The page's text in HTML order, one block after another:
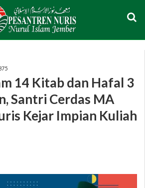
14 Kitab dan Hafal 3
Santri Cerdas MA
Kejar Impian Kuliah